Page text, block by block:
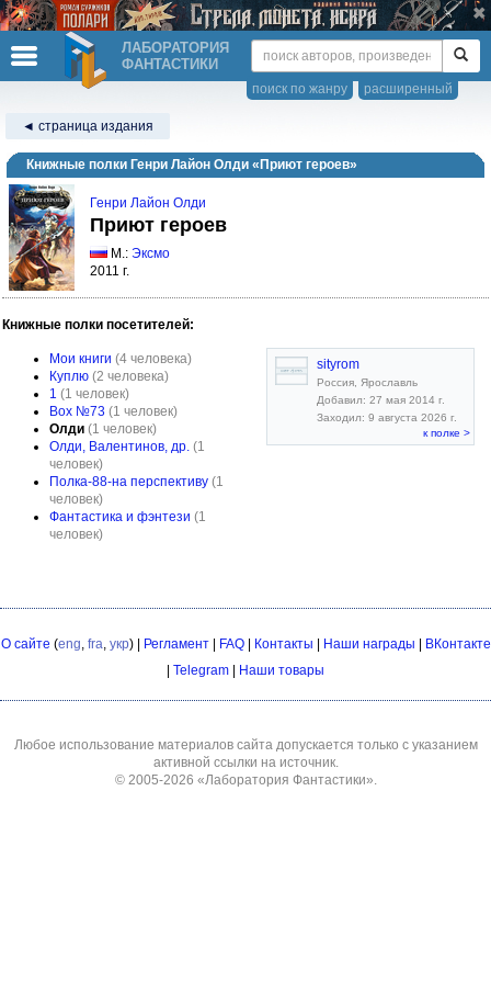
ЛАБОРАТОРИЯ
ФАНТАСТИКИ
расширенный
поиск по жанру
◄ страница издания
Книжные полки Генри Лайон Олди «Приют героев»
Генри Лайон Олди
Приют героев
М.: Эксмо
2011 г.
Книжные полки посетителей:
Мои книги (4 человека)
Куплю (2 человека)
1 (1 человек)
Box №73 (1 человек)
Олди (1 человек)
Олди, Валентинов, др. (1
человек)
Полка-88-на перспективу (1
человек)
Фантастика и фэнтези (1
человек)
sityrom
Россия, Ярославль
Добавил: 27 мая 2014 г.
Заходил: 9 августа 2026 г.
к полке >
О сайте (eng, fra, укр) | Регламент| FAQ| Контакты Наши награды
ВКонтакте
Telegram Наши товары
Любое использование материалов сайта допускается только с указанием
активной ссылки на источник.
© 2005-2026 «Лаборатория Фантастики».